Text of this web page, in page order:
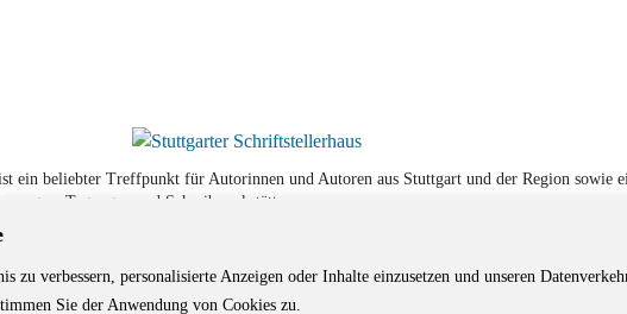
verbessern, personalisierte Anzeigen oder Inhalte einzusetzen und unseren
Sie der Anwendung von Cookies zu.
ein beliebter Treffpunkt für Autorinnen und Autoren aus Stuttgart und der Region sowie
Tagungen und Schreibwerkstätten.